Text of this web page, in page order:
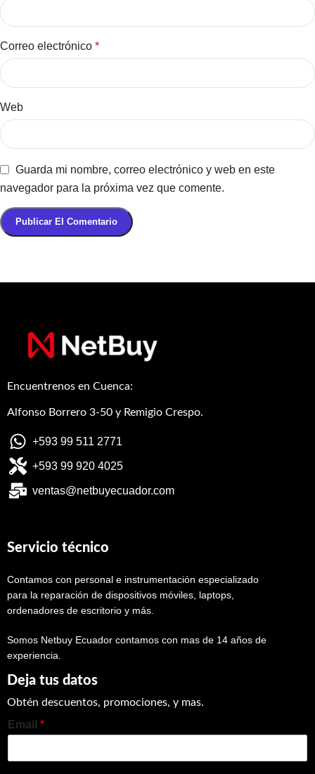
Correo electrónico *
Web
Guarda mi nombre, correo electrónico y web en este
navegador para la próxima vez que comente.
Encuentrenos en Cuenca:
Alfonso Borrero 3-50 y Remigio Crespo.
+593 99 511 2771
+593 99 920 4025
ventas@netbuyecuador.com
Servicio técnico
Contamos con personal e instrumentación especializado
para la reparación de dispositivos móviles, laptops,
ordenadores de escritorio y más.
Somos Netbuy Ecuador contamos con mas de 14 años de
experiencia.
Deja tus datos
Obtén descuentos, promociones, y mas.
Email *